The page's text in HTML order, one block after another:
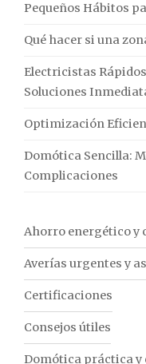
Pequeños Hábitos
Qué hacer si una
Electricistas
Soluciones
Optimización
Domótica Sencilla:
Complicaciones
Ahorro energético y
Averías urgentes y
Certificaciones
Consejos útiles
Domótica práctica